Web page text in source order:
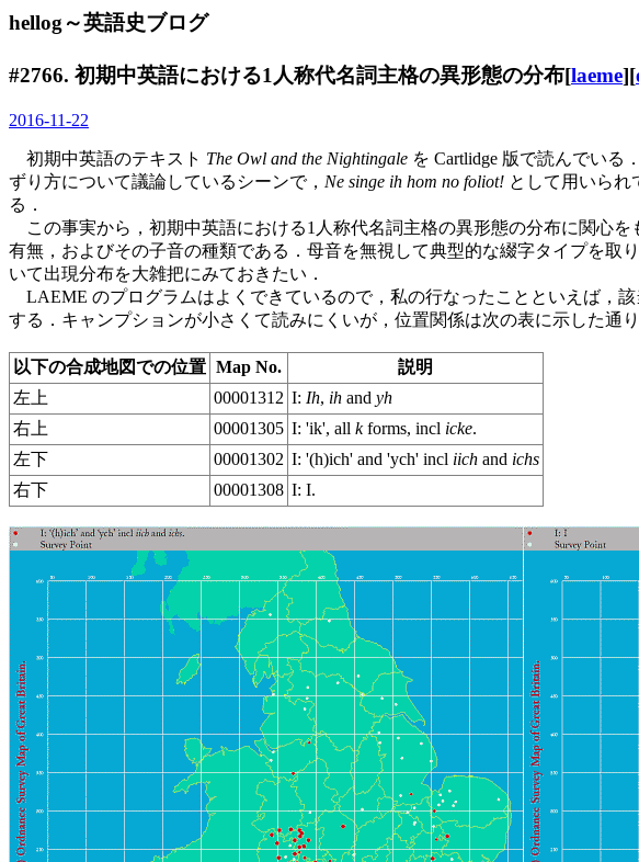
hellog～英語史ブログ
#2766. 初期中英語における1人称代名詞主格の異形態の分布[laeme][
2016-11-22
初期中英語のテキスト The Owl and the Nightingale を Cartlidge 版で読んでいる
ずり方について議論しているシーンで， Ne singe ih hom no foliot! として用いられ
る．
この事実から，初期中英語における1人称代名詞主格の異形態の分布に関心を
有無，およびその子音の種類である．母音を無視して典型的な綴字タイプを取
いて出現分布を大雑把にみておきたい．
LAEME のプログラムはよくできているので，私の行なったことといえば，
する．キャンプションが小さくて読みにくいが，位置関係は次の表に示した通
以下の合成地図での位置 Map No.
説明
左上
00001312 I: Ih, ih and yh
右上
00001305 I: 'ik', all kforms, incl icke.
左下
00001302 I: '(h)ich' and 'ych' incl iich and ichs
右下
00001308 I: I.